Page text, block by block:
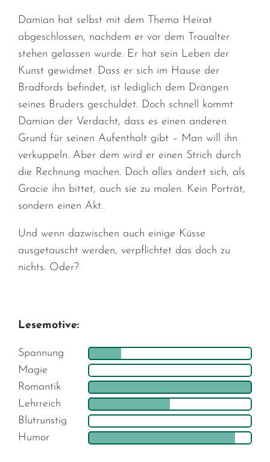
Damian hat selbst mit dem Thema Heirat
abgeschlossen, nachdem er vor dem Traualter
stehen gelassen wurde. Er hat sein Leben der
Kunst gewidmet. Dass er sich im Hause der
Bradfords befindet, ist lediglich dem Drängen
seines Bruders geschuldet. Doch schnell kommt
Damian der Verdacht, dass es einen anderen
Grund für seinen Aufenthalt gibt – Man will ihn
verkuppeln. Aber dem wird er einen Strich durch
die Rechnung machen. Doch alles ändert sich, als
Gracie ihn bittet, auch sie zu malen. Kein Porträt,
sondern einen Akt.
Und wenn dazwischen auch einige Küsse
ausgetauscht werden, verpflichtet das doch zu
nichts. Oder?
Lesemotive:
Spannung
Magie
Romantik
Lehrreich
Blutrunstig
Humor